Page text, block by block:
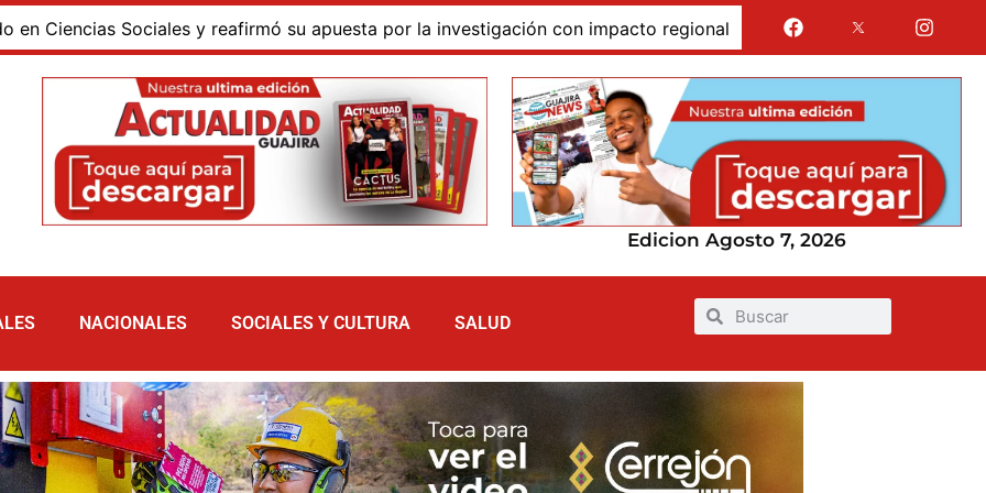
Sociales y reafirmó su apuesta por la investigación con impacto regional Jairo Aguilar cuestionó que se
Edicion Agosto 7, 2026
NACIONALES SOCIALES Y CULTURA SALUD